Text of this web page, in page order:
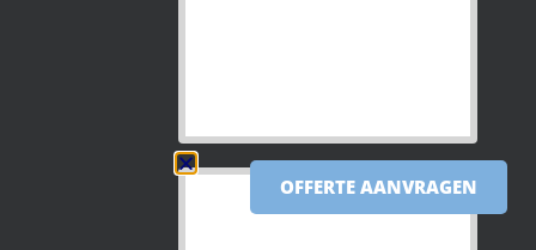
OFFERTE AANVRAGEN